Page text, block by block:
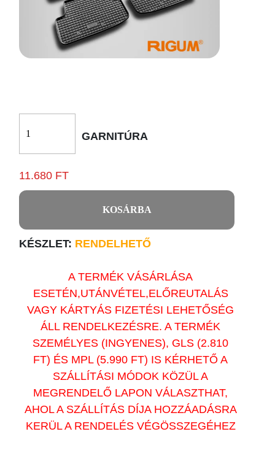
GARNITÚRA
11.680 FT
KOSÁRBA
KÉSZLET: RENDELHETŐ
A TERMÉK VÁSÁRLÁSA
ESETÉN,UTÁNVÉTEL,ELŐREUTALÁS
VAGY KÁRTYÁS FIZETÉSI LEHETŐSÉG
ÁLL RENDELKEZÉSRE. A TERMÉK
SZEMÉLYES (INGYENES), GLS (2.810
FT) ÉS MPL (5.990 FT) IS KÉRHETŐ A
SZÁLLÍTÁSI MÓDOK KÖZÜL A
MEGRENDELŐ LAPON VÁLASZTHAT,
AHOL A SZÁLLÍTÁS DÍJA HOZZÁADÁSRA
KERÜL A RENDELÉS VÉGÖSSZEGÉHEZ